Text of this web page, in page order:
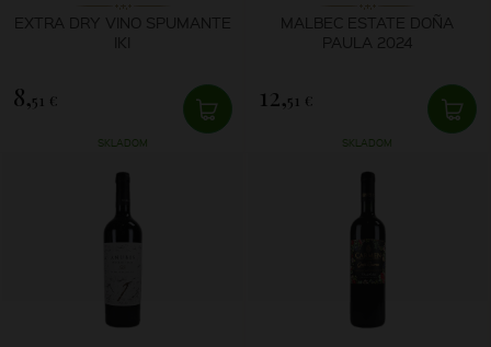
EXTRA DRY VINO SPUMANTE
IKI
8,51 €
SKLADOM
MALBEC ESTATE DOÑA
PAULA 2024
12,51 €
SKLADOM